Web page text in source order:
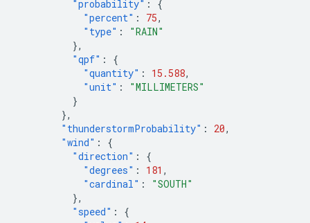
"probability" :
{
"percent" : 75,
"type" :
"RAIN"
},
"qpf" :
{
"quantity" : 15.588,
"unit" :
"MILLIMETERS"
}
},
"thunderstormProbability" : 20,
"wind" :
{
"direction" :
{
"degrees" : 181 ,
"cardinal" :
"SOUTH"
},
"speed" :
{